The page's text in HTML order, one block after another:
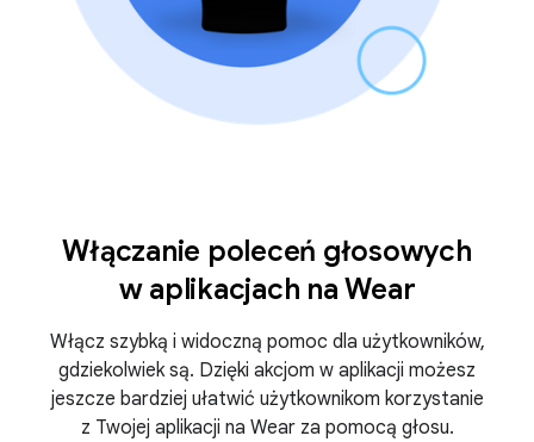
Włączanie poleceń głosowych
w aplikacjach na Wear
Włącz szybką i widoczną pomoc dla użytkowników,
gdziekolwiek są. Dzięki akcjom w aplikacji możesz
jeszcze bardziej ułatwić użytkownikom korzystanie
z Twojej aplikacji na Wear za pomocą głosu.